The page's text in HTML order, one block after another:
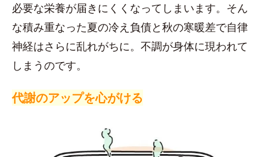
必要な栄養が届きにくくなってしまいます。そん
な積み重なった夏の冷え負債と秋の寒暖差で自律
神経はさらに乱れがちに。不調が身体に現われて
しまうのです。
代謝のアップを心がける